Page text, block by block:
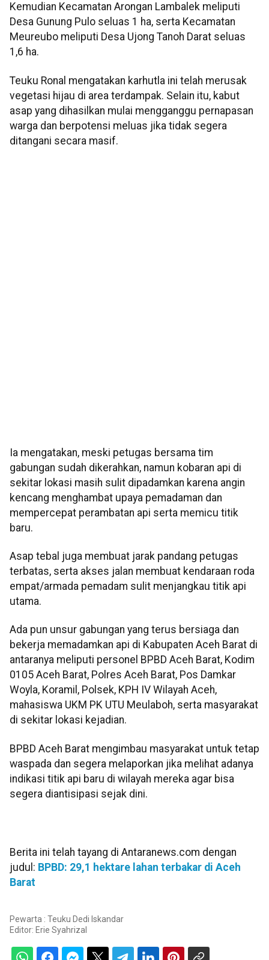
Kemudian Kecamatan Arongan Lambalek meliputi
Desa Gunung Pulo seluas 1 ha, serta Kecamatan
Meureubo meliputi Desa Ujong Tanoh Darat seluas
1,6 ha.
Teuku Ronal mengatakan karhutla ini telah merusak
vegetasi hijau di area terdampak. Selain itu, kabut
asap yang dihasilkan mulai mengganggu pernapasan
warga dan berpotensi meluas jika tidak segera
ditangani secara masif.
Ia mengatakan, meski petugas bersama tim
gabungan sudah dikerahkan, namun kobaran api di
sekitar lokasi masih sulit dipadamkan karena angin
kencang menghambat upaya pemadaman dan
mempercepat perambatan api serta memicu titik
baru.
Asap tebal juga membuat jarak pandang petugas
terbatas, serta akses jalan membuat kendaraan roda
empat/armada pemadam sulit menjangkau titik api
utama.
Ada pun unsur gabungan yang terus bersiaga dan
bekerja memadamkan api di Kabupaten Aceh Barat di
antaranya meliputi personel BPBD Aceh Barat, Kodim
0105 Aceh Barat, Polres Aceh Barat, Pos Damkar
Woyla, Koramil, Polsek, KPH IV Wilayah Aceh,
mahasiswa UKM PK UTU Meulaboh, serta masyarakat
di sekitar lokasi kejadian.
BPBD Aceh Barat mengimbau masyarakat untuk tetap
waspada dan segera melaporkan jika melihat adanya
indikasi titik api baru di wilayah mereka agar bisa
segera diantisipasi sejak dini.
Berita ini telah tayang di Antaranews.com dengan
judul: BPBD: 29,1 hektare lahan terbakar di Aceh
Barat
Pewarta : Teuku Dedi Iskandar
Editor: Erie Syahrizal